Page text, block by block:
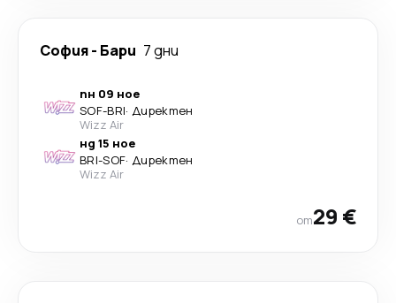
София- Бари 7 дни
пн 09 ное
SOF-BRI· Директен
Wizz Air
нд 15 ное
BRI-SOF· Директен
Wizz Air
от29 €